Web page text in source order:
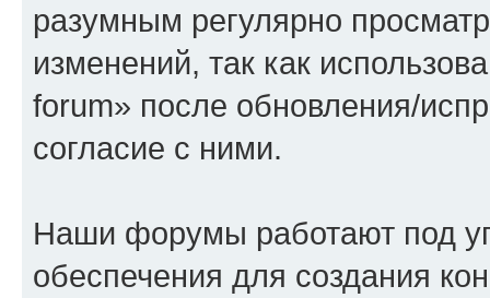
разумным регулярно
изменений, так как
forum» после обновления/
согласие с ними.
Наши форумы работают под
обеспечения для создания